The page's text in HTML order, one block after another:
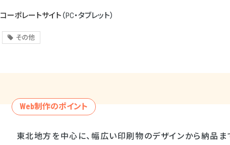
コーポレートサイト （PC・タブレット）
その他
Web制作のポイント
東北地方を中心に、幅広い印刷物のデザインから納品